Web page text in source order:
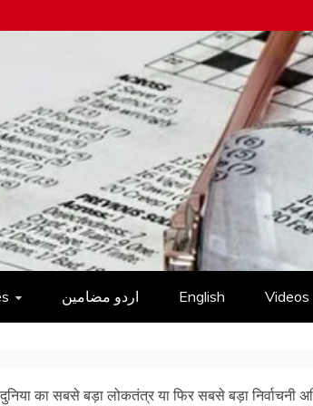
اردو مضامین English Videos
का सबसे बड़ा लोकतंत्र या फिर सबसे बड़ा निर्वाचनी